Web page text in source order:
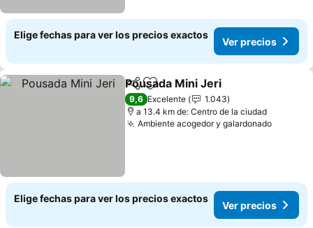
Elige fechas para ver los precios exactos
Ver precios
CompartirAgregar a favoritos
Pousada Mini Jeri
9,6 Excelente
1.043
a 13.4 km de: Centro de la ciudad
Ambiente acogedor y galardonadoVer
Elige fechas para ver los precios exactos
Ver precios